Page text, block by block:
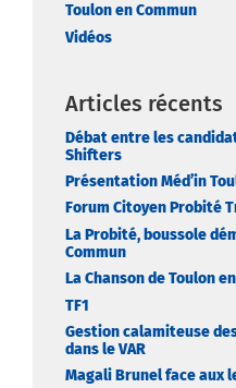
Toulon en Commun
Vidéos
Articles récents
Débat entre les
Shifters
Présentation Méd’in
Forum Citoyen Probité
La Probité, boussole
Commun
La Chanson de Toulon
TF1
Gestion calamiteuse
dans le VAR
Magali Brunel face aux